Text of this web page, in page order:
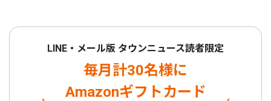
LINE・メール版 タウンニュース読者限定
毎月計30名様に
Amazonギフトカード